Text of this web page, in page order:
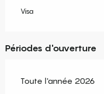
Visa
Périodes d'ouverture
Toute l'année 2026